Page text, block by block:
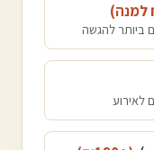
למנה)
ביותר להגשה
לאירוע